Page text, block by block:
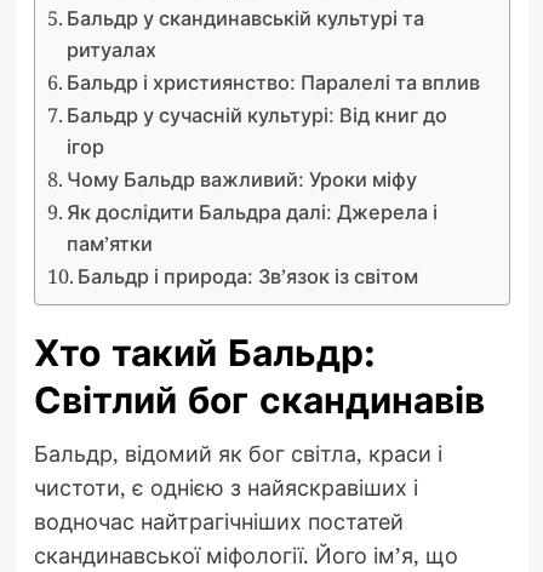
Бальдр у скандинавській культурі та
ритуалах
Бальдр і християнство: Паралелі та вплив
Бальдр у сучасній культурі: Від книг до
ігор
Чому Бальдр важливий: Уроки міфу
Як дослідити Бальдра далі: Джерела і
пам’ятки
Бальдр і природа: Зв’язок із світом
Хто такий Бальдр:
Світлий бог скандинавів
Бальдр, відомий як бог світла, краси і
чистоти, є однією з найяскравіших і
водночас найтрагічніших постатей
скандинавської міфології. Його ім’я, що